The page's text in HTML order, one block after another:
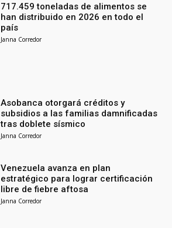
717.459 toneladas de alimentos se
han distribuido en 2026 en todo el
país
Janna Corredor
Asobanca otorgará créditos y
subsidios a las familias damnificadas
tras doblete sísmico
Janna Corredor
Venezuela avanza en plan
estratégico para lograr certificación
libre de fiebre aftosa
Janna Corredor